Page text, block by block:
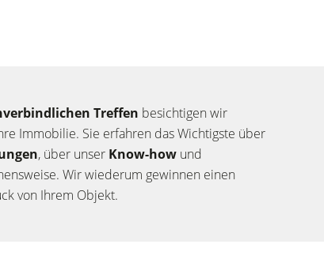
Treffen besichtigen wir
Immobilie. Sie erfahren das Wichtigste über
, über unser Know-howund
Wir wiederum gewinnen einen
von Ihrem Objekt.